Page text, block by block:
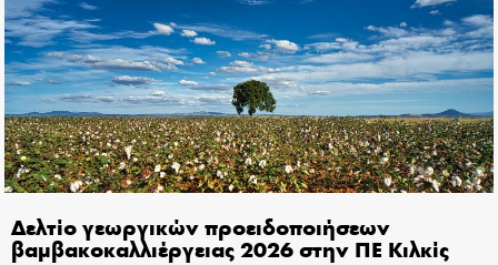
Δελτίο γεωργικών προειδοποιήσεων
βαμβακοκαλλιέργειας 2026 στην ΠΕ Κιλκίς